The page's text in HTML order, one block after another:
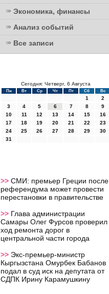
Экономика, финансы
Анализ событий
Все записи
Сегодня: Четверг, 6 Августа
Пн Вт Ср Чт Пт Сб Вс
1
2
3
4 5 6 7 8
9
10
11 12 13 14 15
16
17
18 19 20 21 22
23
24
25 26 27 28 29
30
31
>> СМИ: премьер Греции после
референдума может провести
перестановки в правительстве
>> Глава администрации
Самары Олег Фурсов проверил
ход ремонта дорог в
центральной части города
>> Экс-премьер-министр
Кыргызстана Омурбек Бабанов
подал в суд иск на депутата от
СДПК Ирину Карамушкину